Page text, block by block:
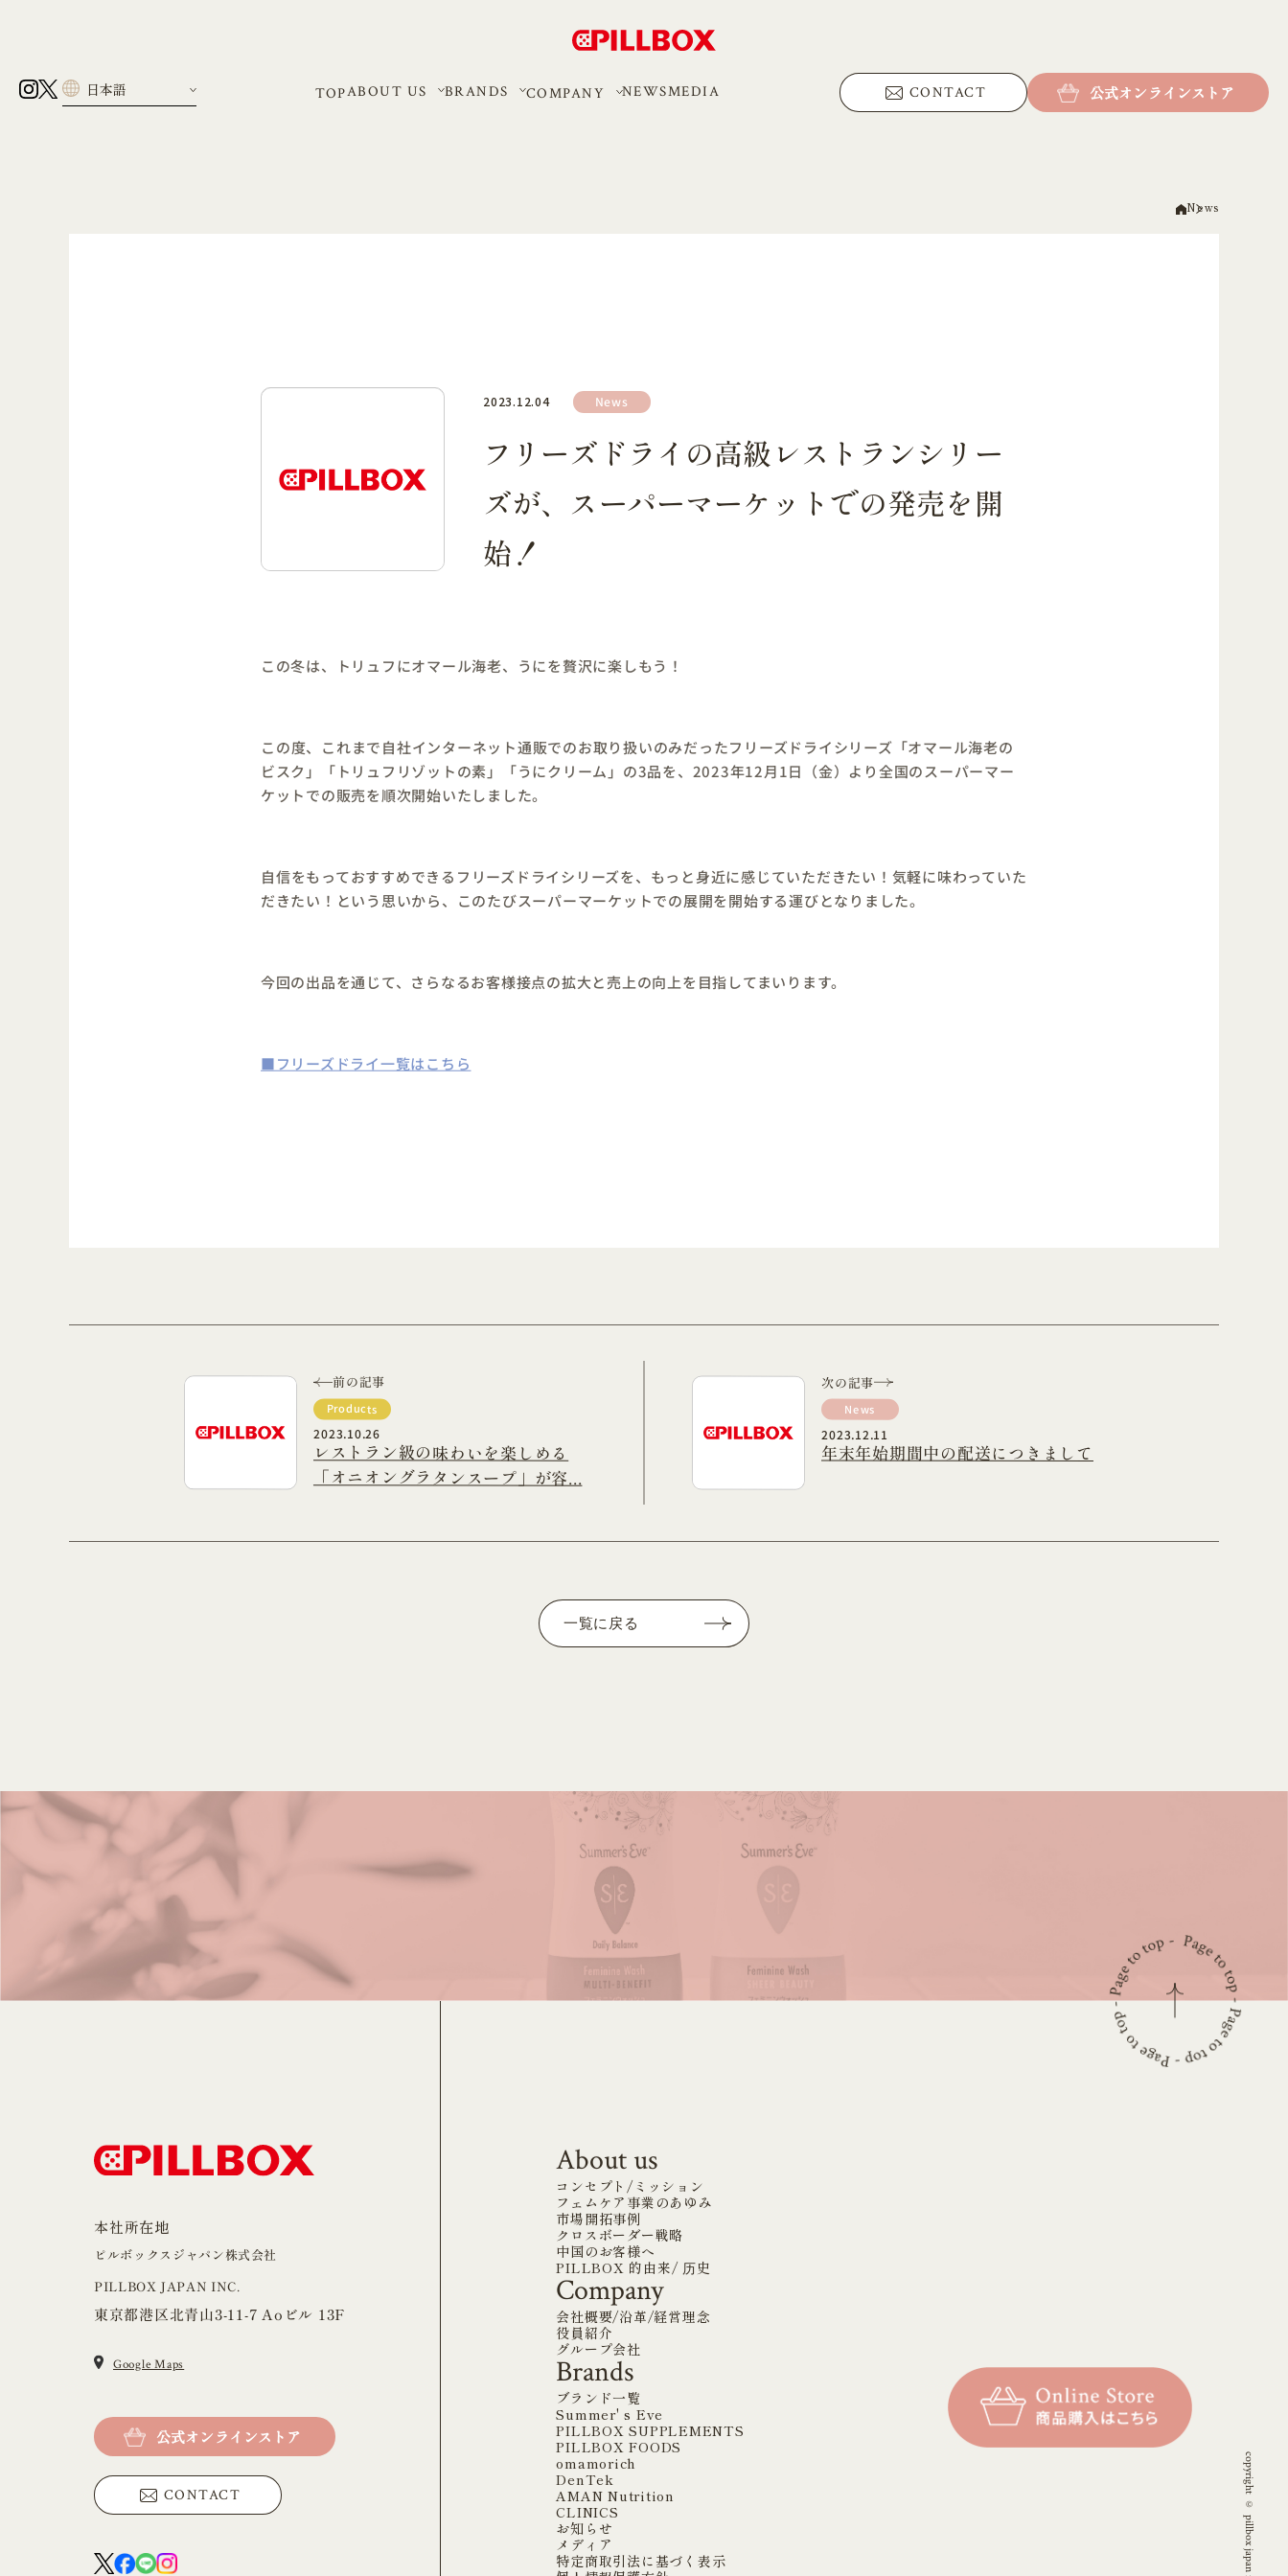
TOPABOUT US BRANDS COMPANY NEWSMEDIA CONTACT 公式オンラインストア
News
2023.12.04 News
フリーズドライの高級レストランシリー
ズが、スーパーマーケットでの発売を開
始！
この冬は、トリュフにオマール海老、うにを贅沢に楽しもう！
この度、これまで自社インターネット通販でのお取り扱いのみだったフリーズドライシリーズ「オマール海老の
ビスク」「トリュフリゾットの素」「うにクリーム」の3品を、2023年12月1日（金）より全国のスーパーマー
ケットでの販売を順次開始いたしました。
自信をもっておすすめできるフリーズドライシリーズを、もっと身近に感じていただきたい！気軽に味わっていた
だきたい！という思いから、このたびスーパーマーケットでの展開を開始する運びとなりました。
今回の出品を通じて、さらなるお客様接点の拡大と売上の向上を目指してまいります。
■フリーズドライ一覧はこちら
前の記事
Products
2023.10.26
レストラン級の味わいを楽しめる
「オニオングラタンスープ」が容...
次の記事
News
2023.12.11
年末年始期間中の配送につきまして
一覧に戻る
本社所在地
ピルボックスジャパン株式会社
PILLBOX JAPAN INC.
東京都港区北青山3-11-7 Aoビル 13F
Google Maps
公式オンラインストア
CONTACT
About us
コンセプト/ミッション
フェムケア事業のあゆみ
市場開拓事例
クロスボーダー戦略
中国のお客様へ
PILLBOX 的由来/ 历史
Company
会社概要/沿革/経営理念
役員紹介
グループ会社
Brands
ブランド一覧
Summer' s Eve
PILLBOX SUPPLEMENTS
PILLBOX FOODS
omamorich
DenTek
AMAN Nutrition
CLINICS
お知らせ
メディア
特定商取引法に基づく表示